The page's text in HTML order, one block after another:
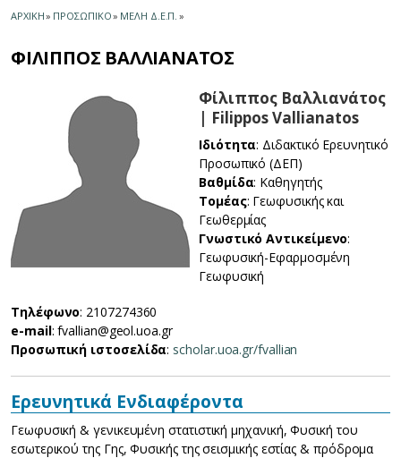
ΑΡΧΙΚΗ» ΠΡΟΣΩΠΙΚΟ» ΜΕΛΗ Δ.Ε.Π. »
ΦΙΛΙΠΠΟΣ ΒΑΛΛΙΑΝΑΤΟΣ
Φίλιππος Βαλλιανάτος
| Filippos Vallianatos
Ιδιότητα: Διδακτικό Ερευνητικό
Προσωπικό (ΔΕΠ)
Βαθμίδα: Καθηγητής
Τομέας: Γεωφυσικής και
Γεωθερμίας
Γνωστικό Αντικείμενο:
Γεωφυσική-Εφαρμοσμένη
Γεωφυσική
Τηλέφωνο: 2107274360
e-mail: fvallian@geol.uoa.gr
Προσωπική ιστοσελίδα: scholar.uoa.gr/fvallian
Ερευνητικά Ενδιαφέροντα
Γεωφυσική & γενικευμένη στατιστική μηχανική, Φυσική του
εσωτερικού της Γης, Φυσικής της σεισμικής εστίας & πρόδρομα